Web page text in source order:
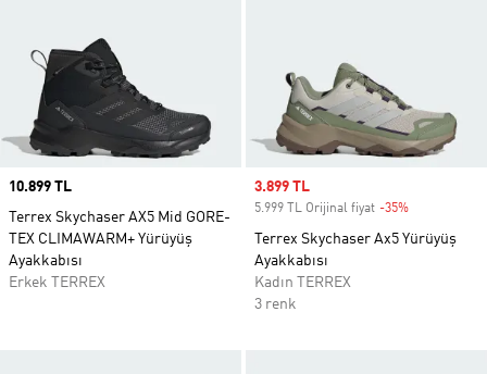
Price
10.899 TL
Terrex Skychaser AX5 Mid GORE-
TEX CLIMAWARM+ Yürüyüş
Ayakkabısı
Erkek TERREX
Sale price
3.899 TL
5.999 TL Orijinal fiyat -35%
Terrex Skychaser Ax5 Yürüyüş
Ayakkabısı
Kadın TERREX
3 renk